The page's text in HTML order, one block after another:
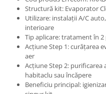
Structură kit: Evaporator
Utilizare: instalații A/C
interioare
Tip aplicare: tratament în 2
Acțiune Step 1: curățarea
aer
Acțiune Step 2: purificarea
habitaclu sau încăpere
Beneficiu principal: